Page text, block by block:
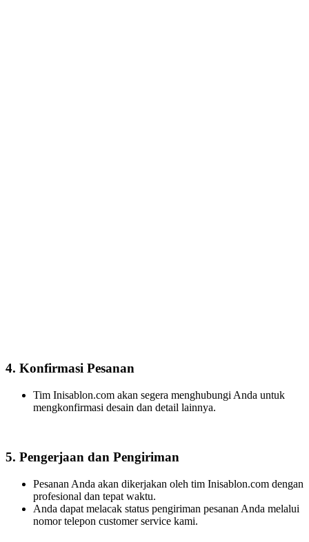
4. Konfirmasi Pesanan
Tim Inisablon.com akan segera menghubungi Anda untuk
mengkonfirmasi desain dan detail lainnya.
5. Pengerjaan dan Pengiriman
Pesanan Anda akan dikerjakan oleh tim Inisablon.com dengan
profesional dan tepat waktu.
Anda dapat melacak status pengiriman pesanan Anda melalui
nomor telepon customer service kami.